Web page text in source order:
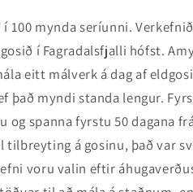
í 100 mynda seríunni.
í Fagradalsfjalli hófst.
eitt málverk á dag af
það myndi standa lengur.
og spanna fyrstu 50 dagana
á gosinu, það var
voru valin eftir